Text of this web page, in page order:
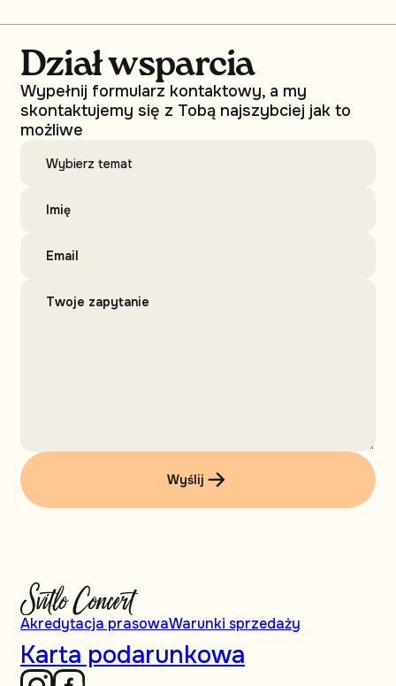
Dział wsparcia
Wypełnij formularz kontaktowy, a my
skontaktujemy się z Tobą najszybciej jak to
możliwe
Wyślij
Akredytacja prasowaWarunki sprzedaży
Karta podarunkowa